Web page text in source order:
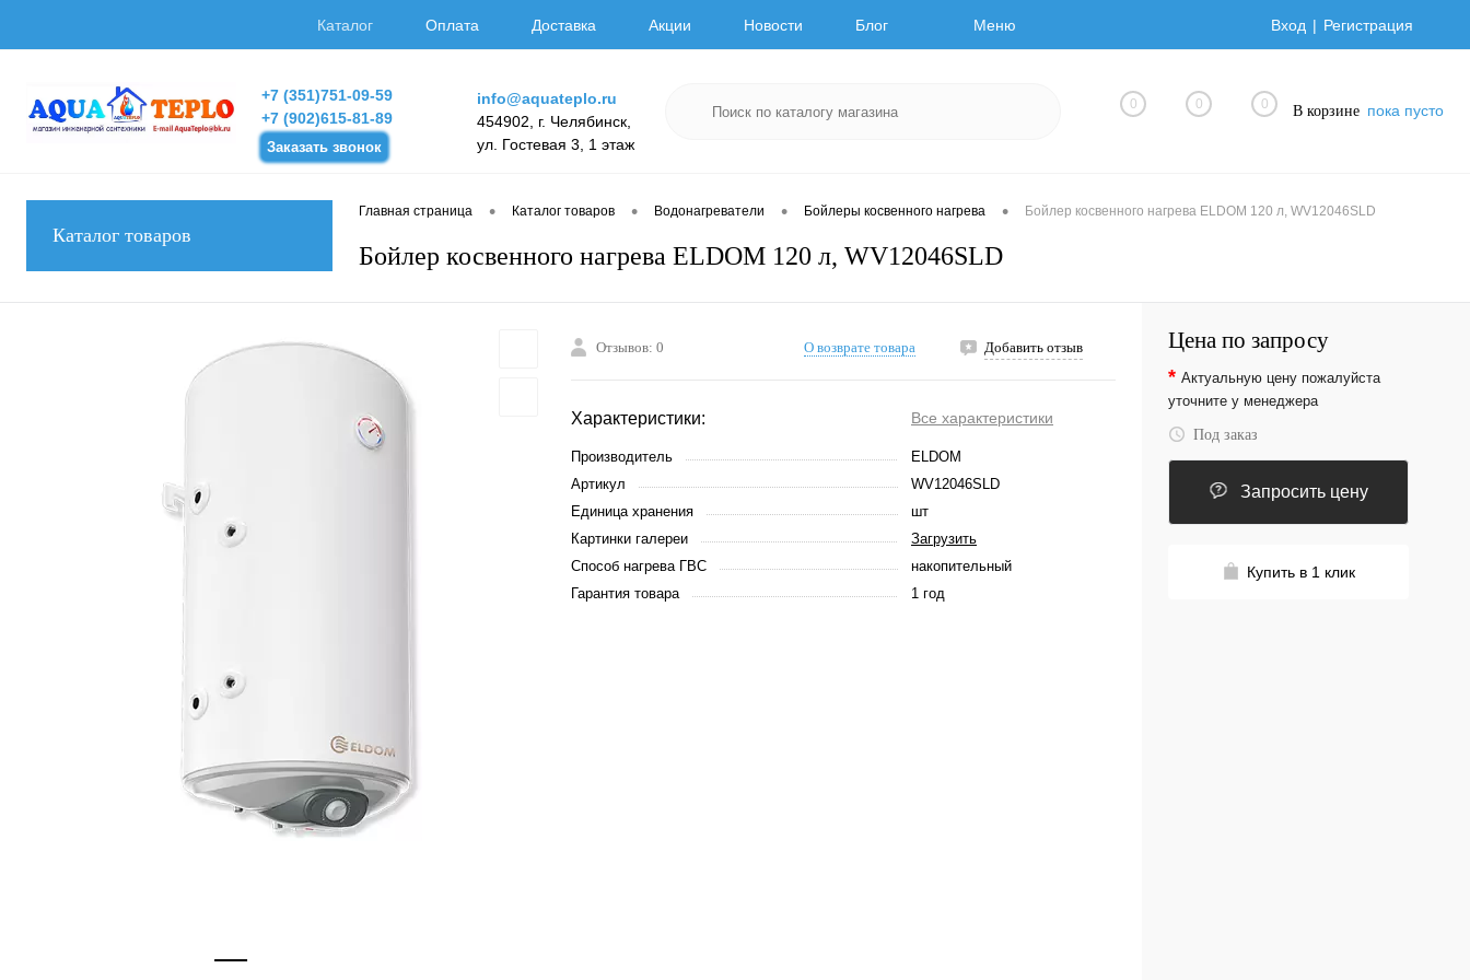
Каталог Оплата Доставка Акции Новости Блог Меню Вход Регистрация
+7 (351)751-09-59
+7 (902)615-81-89
Заказать звонок
info@aquateplo.ru
454902, г. Челябинск,
ул. Гостевая 3, 1 этаж
0 0 0 В корзине пока пусто
Каталог товаров
Главная страница • Каталог товаров • Водонагреватели • Бойлеры косвенного нагрева • Бойлер косвенного нагрева ELDOM 120 л, WV12046SLD
Бойлер косвенного нагрева ELDOM 120 л, WV12046SLD
Отзывов: 0 О возврате товара Добавить отзыв
Характеристики: Все характеристики
Производитель
ELDOM
Артикул
WV12046SLD
Единица хранения
шт
Картинки галереи
Загрузить
Способ нагрева ГВС
накопительный
Гарантия товара
1 год
Цена по запросу
* Актуальную цену пожалуйста
уточните у менеджера
Под заказ
Запросить цену
Купить в 1 клик